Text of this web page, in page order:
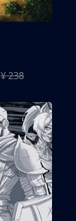
¥ 238